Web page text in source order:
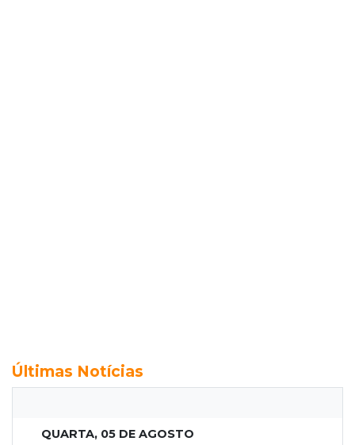
Últimas Notícias
QUARTA, 05 DE AGOSTO